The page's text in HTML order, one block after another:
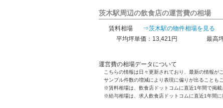
茨木駅周辺の飲食店の運営費の相場
賃料相場
⇒茨木駅の物件相場を見る
平均坪単価：13,421円
最高
運営費の相場データについて
こちらの情報は日々更新されており、最新の情報が
サンプル件数の増減により表現に偏りが出ることも
※賃料相場は、飲食店ドットコムに直近1年間で掲載
※給与相場は、求人飲食店ドットコムに直近1年間